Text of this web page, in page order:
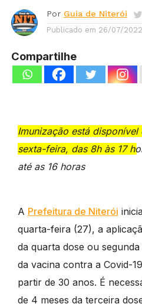
Por Guia de Niterói
Publicado em 26/07/2022
Compartilhe
Imunização está disponível
sexta-feira, das 8h às 17
até as 16 horas
A Prefeitura de Niterói
quarta-feira (27), a
da quarta dose ou
da vacina contra a Covid-
partir de 30 anos. É
de 4 meses da terceira